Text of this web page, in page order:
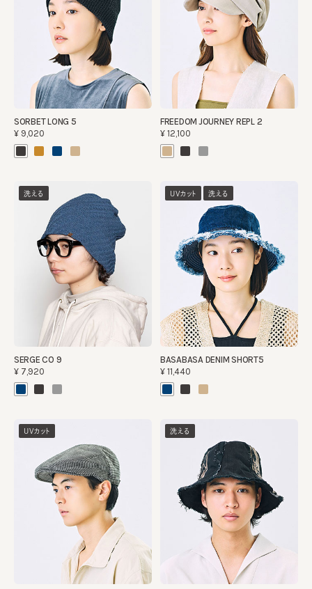
SORBET LONG 5
¥9,020
FREEDOM JOURNEY REPL 2
¥12,100
洗える
SERGE CO 9
¥7,920
UVカット 洗える
BASABASA DENIM SHORT5
¥11,440
UVカット 洗える